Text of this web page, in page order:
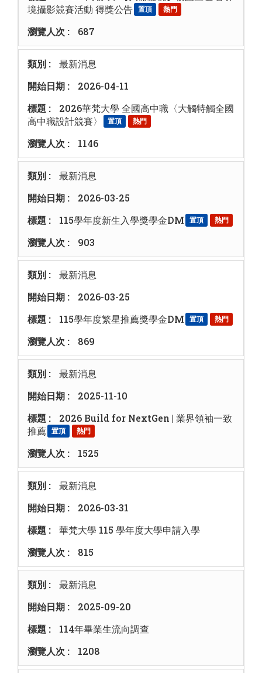
境攝影競賽活動 得獎公告 置頂 熱門
687
最新消息
2026-04-11
2026華梵大學 全國高中職〈大觸特觸全國
高中職設計競賽〉
置頂 熱門
1146
最新消息
2026-03-25
115學年度新生入學獎學金DM
置頂 熱門
903
最新消息
2026-03-25
115學年度繁星推薦獎學金DM
置頂 熱門
869
最新消息
2025-11-10
2026 Build for NextGen | 業界領袖一致
推薦 置頂 熱門
1525
最新消息
2026-03-31
華梵大學 115 學年度大學申請入學
815
最新消息
2025-09-20
114年畢業生流向調查
1208